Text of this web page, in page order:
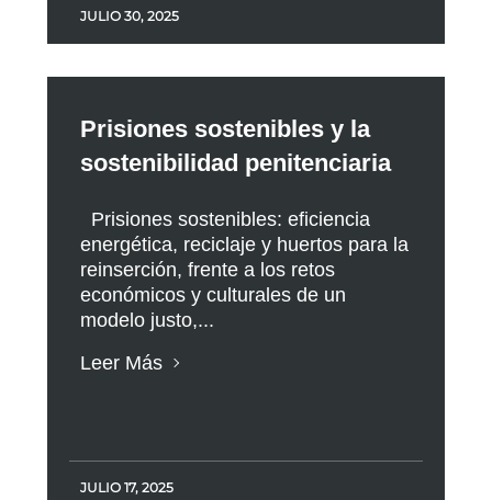
JULIO 30, 2025
Prisiones sostenibles y la
sostenibilidad penitenciaria
Prisiones sostenibles: eficiencia
energética, reciclaje y huertos para la
reinserción, frente a los retos
económicos y culturales de un
modelo justo,...
Leer Más
JULIO 17, 2025